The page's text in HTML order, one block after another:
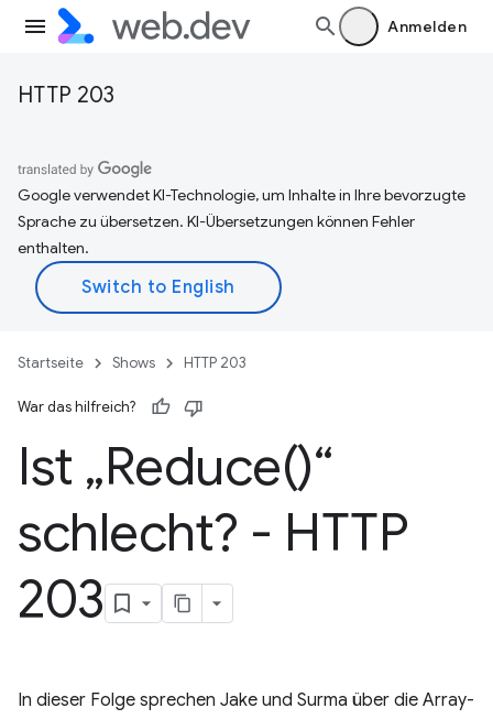
Anmelden
HTTP 203
Google verwendet KI-Technologie, um Inhalte in Ihre bevorzugte
Sprache zu übersetzen. KI-Übersetzungen können Fehler
enthalten.
Startseite Shows HTTP 203
War das hilfreich?
Ist „Reduce()“
schlecht? - HTTP
203
In dieser Folge sprechen Jake und Surma über die Array-